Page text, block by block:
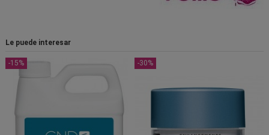
Le puede interesar
-15% -30%